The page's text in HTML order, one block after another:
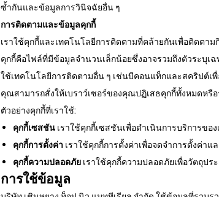
ซ้ำกันและข้อมูลการวินิจฉัยอื่น ๆ
การติดตามและข้อมูลคุกกี้
เราใช้คุกกี้และเทคโนโลยีการติดตามที่คล้ายกันเพื่อติดตาม
คุกกี้คือไฟล์ที่มีข้อมูลจำนวนเล็กน้อยซึ่งอาจรวมถึงตัวระบุเ
ใช้เทคโนโลยีการติดตามอื่น ๆ เช่นบีคอนแท็กและสคริปต์เ
คุณสามารถสั่งให้เบราว์เซอร์ของคุณปฏิเสธคุกกี้ทั้งหมดหรื
ตัวอย่างคุกกี้ที่เราใช้:
คุกกี้เซสชัน เราใช้คุกกี้เซสชันเพื่อดำเนินการบริการของ
คุกกี้การตั้งค่า เราใช้คุกกี้การตั้งค่าเพื่อจดจำการตั้งค่า
คุกกี้ความปลอดภัย เราใช้คุกกี้ความปลอดภัยเพื่อวัตถุป
การใช้ข้อมูล